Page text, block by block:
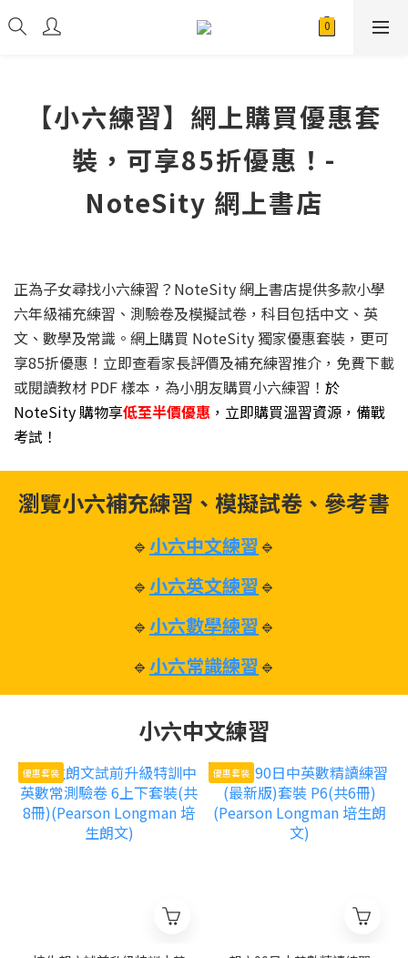
【小六練習】網上購買優惠套
裝，可享85折優惠！-
NoteSity 網上書店
正為子女尋找小六練習？NoteSity 網上書店提供多款小學
六年級補充練習、測驗卷及模擬試卷，科目包括中文、英
文、數學及常識。網上購買 NoteSity 獨家優惠套裝，更可
享85折優惠！立即查看家長評價及補充練習推介，免費下載
或閱讀教材 PDF 樣本，為小朋友購買小六練習！ 於
NoteSity 購物享低至半價優惠 ，立即購買溫習資源，備戰
考試！
瀏覽小六補充練習、模擬試卷、參考書
🔹 小六中文練習🔹
🔹 小六英文練習🔹
🔹 小六數學練習🔹
🔹 小六常識練習🔹
小六中文練習
優惠套裝 優惠套裝